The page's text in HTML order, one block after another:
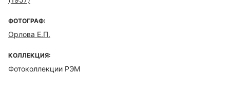
ФОТОГРАФ:
Орлова Е.П.
КОЛЛЕКЦИЯ:
Фотоколлекции РЭМ